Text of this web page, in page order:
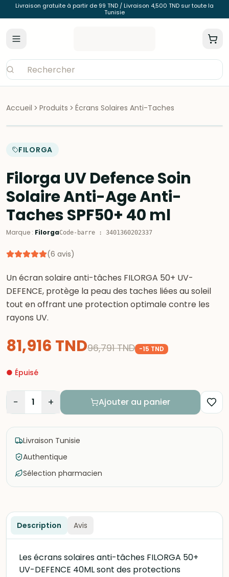
Livraison gratuite à partir de 99 TND / Livraison 4,500 TND sur toute la
Tunisie
Accueil Produits Écrans Solaires Anti-Taches
FILORGA
Filorga UV Defence Soin
Solaire Anti-Age Anti-
Taches SPF50+ 40 ml
Marque : FilorgaCode-barre : 3401360202337
(6 avis)
Un écran solaire anti-tâches FILORGA 50+ UV-
DEFENCE, protège la peau des taches liées au soleil
tout en offrant une protection optimale contre les
rayons UV.
81,916 TND96,791 TND -15 TND
● Épuisé
− 1 + Ajouter au panier
Livraison Tunisie
Authentique
Sélection pharmacien
Description Avis
Les écrans solaires anti-tâches FILORGA 50+
UV-DEFENCE 40ML sont des protections